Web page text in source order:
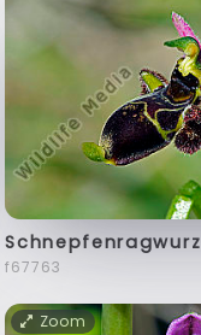
Schnepfenragwurz
f67763
Zoom